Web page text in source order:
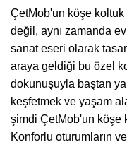
ÇetMob'un köşe
değil, aynı zamanda
sanat eseri olarak
araya geldiği bu özel
dokunuşuyla baştan
keşfetmek ve yaşam
şimdi ÇetMob'un köşe
Konforlu oturumların